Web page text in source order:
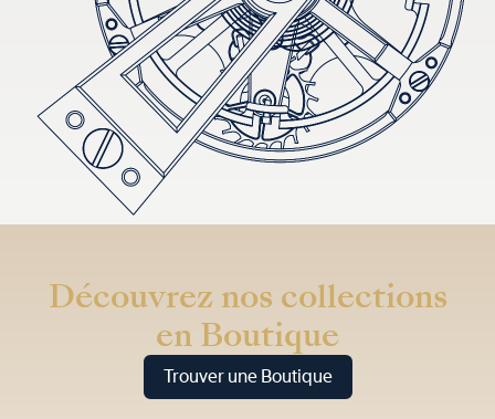
Découvrez nos collections
en Boutique
Trouver une Boutique